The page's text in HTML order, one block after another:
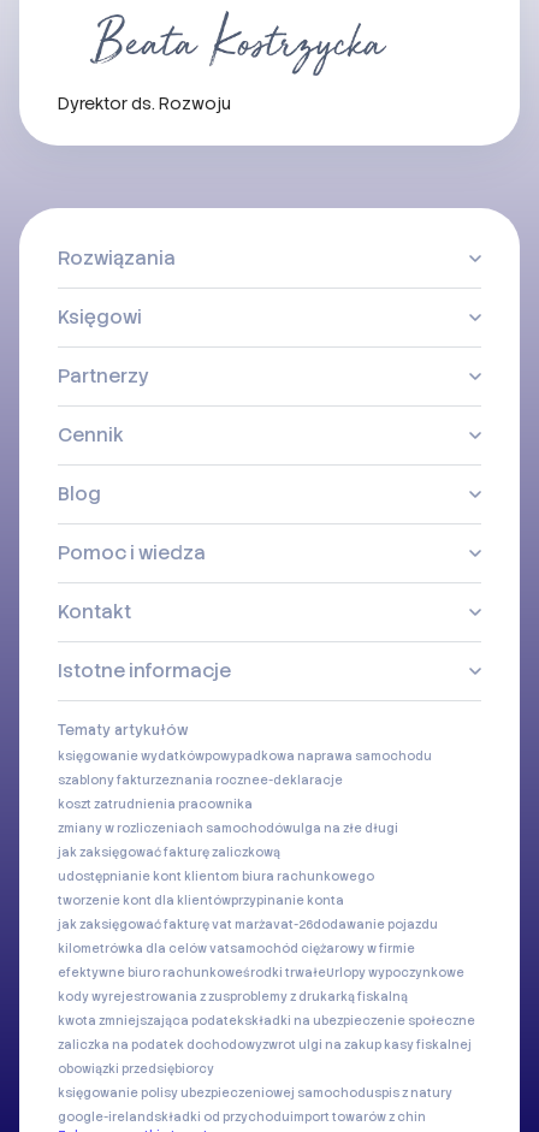
Dyrektor ds. Rozwoju
Rozwiązania
Księgowi
Partnerzy
Cennik
Blog
Pomoc i wiedza
Kontakt
Istotne informacje
Tematy artykułów
księgowanie wydatkówpowypadkowa naprawa samochodu
szablony fakturzeznania rocznee-deklaracje
koszt zatrudnienia pracownika
zmiany w rozliczeniach samochodówulga na złe długi
jak zaksięgować fakturę zaliczkową
udostępnianie kont klientom biura rachunkowego
tworzenie kont dla klientówprzypinanie konta
jak zaksięgować fakturę vat marżavat-26dodawanie pojazdu
kilometrówka dla celów vatsamochód ciężarowy w firmie
efektywne biuro rachunkoweśrodki trwałeUrlopy wypoczynkowe
kody wyrejestrowania z zusproblemy z drukarką fiskalną
kwota zmniejszająca podatekskładki na ubezpieczenie społeczne
zaliczka na podatek dochodowyzwrot ulgi na zakup kasy fiskalnej
obowiązki przedsiębiorcy
księgowanie polisy ubezpieczeniowej samochoduspis z natury
google-ireland składki od przychoduimport towarów z chin